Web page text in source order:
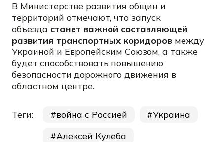
В Министерстве развития общин и
территорий отмечают, что запуск
объезда станет важной составляющей
развития транспортных коридоров между
Украиной и Европейским Союзом, а также
будет способствовать повышению
безопасности дорожного движения в
областном центре.
Теги: война с Россией
Украина
Алексей Кулеба